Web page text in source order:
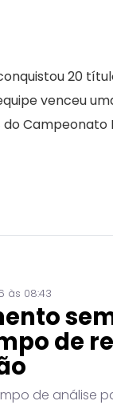
20
venceu
Campeonato
às 08:43
de
de análise